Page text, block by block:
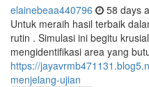
elainebeaa440796 58 days
Untuk meraih hasil terbaik
rutin . Simulasi ini begitu
mengidentifikasi area yang
https://
menjelang-ujian